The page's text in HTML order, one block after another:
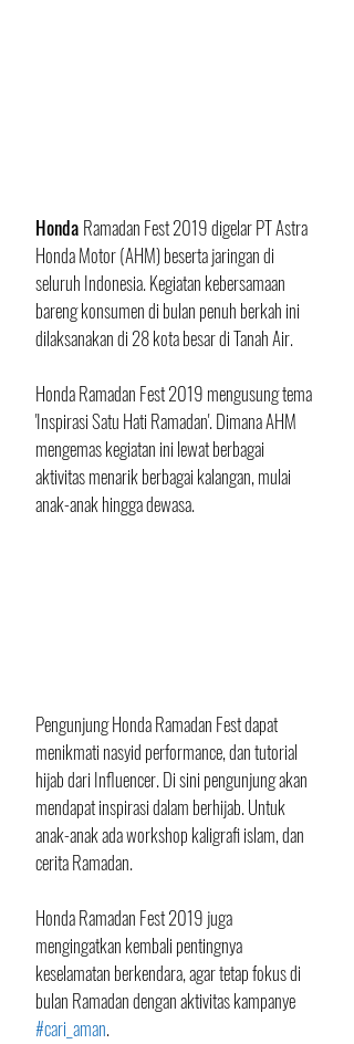
Honda Ramadan Fest 2019 digelar PT Astra
Honda Motor (AHM) beserta jaringan di
seluruh Indonesia. Kegiatan kebersamaan
bareng konsumen di bulan penuh berkah ini
dilaksanakan di 28 kota besar di Tanah Air.
Honda Ramadan Fest 2019 mengusung tema
'Inspirasi Satu Hati Ramadan'. Dimana AHM
mengemas kegiatan ini lewat berbagai
aktivitas menarik berbagai kalangan, mulai
anak-anak hingga dewasa.
Pengunjung Honda Ramadan Fest dapat
menikmati nasyid performance, dan tutorial
hijab dari Influencer. Di sini pengunjung akan
mendapat inspirasi dalam berhijab. Untuk
anak-anak ada workshop kaligrafi islam, dan
cerita Ramadan.
Honda Ramadan Fest 2019 juga
mengingatkan kembali pentingnya
keselamatan berkendara, agar tetap fokus di
bulan Ramadan dengan aktivitas kampanye
#cari_aman.